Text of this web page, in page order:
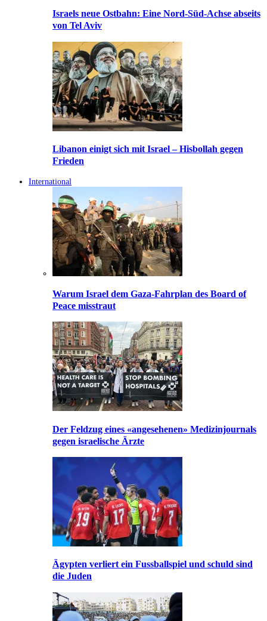
Israels neue Ostbahn: Eine Nord-Süd-Achse abseits
von Tel Aviv
Libanon einigt sich mit Israel – Hisbollah gegen
Frieden
International
Warum Israel dem Gaza-Fahrplan des Board of
Peace misstraut
Der Feldzug eines «angesehenen» Medizinjournals
gegen israelische Ärzte
Ägypten verliert ein Fussballspiel und schuld sind
die Juden